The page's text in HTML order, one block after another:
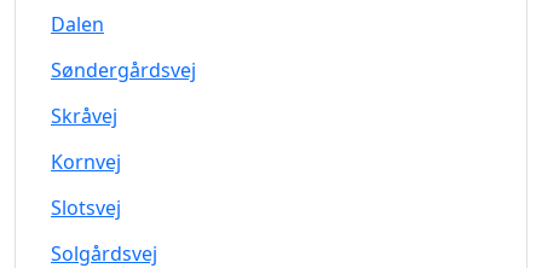
Dalen
Søndergårdsvej
Skråvej
Kornvej
Slotsvej
Solgårdsvej